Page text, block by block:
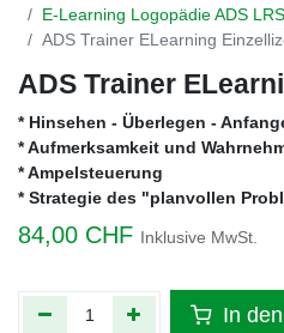
E-Learning Logopädie ADS
ADS Trainer ELearning
ADS Trainer
* Hinsehen - Überlegen -
* Aufmerksamkeit und
* Ampelsteuerung
* Strategie des "planvollen
84,00 CHF Inklusive MwSt.
In